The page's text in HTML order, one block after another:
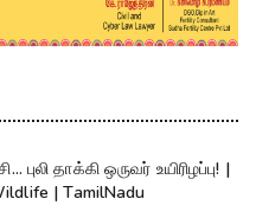
புலி தாக்கி ஒருவர் உயிரிழப்பு! |
| TamilNadu